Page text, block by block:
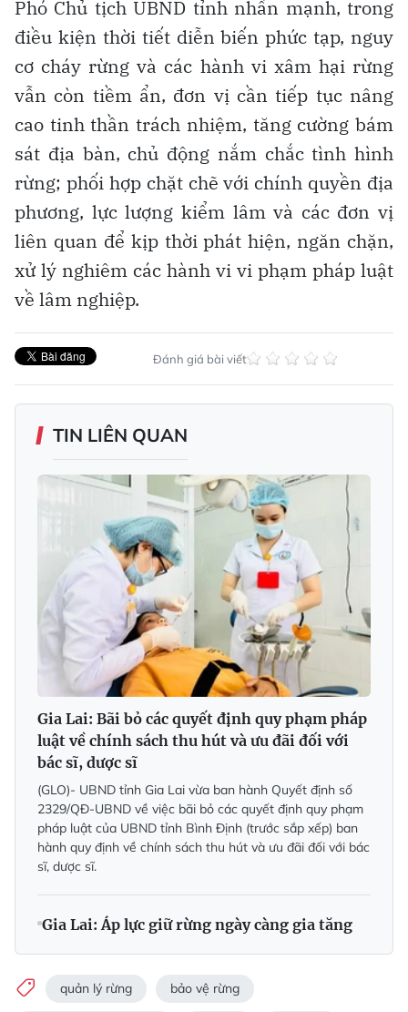
Phó Chủ tịch UBND tỉnh nhấn mạnh, trong
điều kiện thời tiết diễn biến phức tạp, nguy
cơ cháy rừng và các hành vi xâm hại rừng
vẫn còn tiềm ẩn, đơn vị cần tiếp tục nâng
cao tinh thần trách nhiệm, tăng cường bám
sát địa bàn, chủ động nắm chắc tình hình
rừng; phối hợp chặt chẽ với chính quyền địa
phương, lực lượng kiểm lâm và các đơn vị
liên quan để kịp thời phát hiện, ngăn chặn,
xử lý nghiêm các hành vi vi phạm pháp luật
về lâm nghiệp.
Đánh giá bài viết
TIN LIÊN QUAN
Gia Lai: Bãi bỏ các quyết định quy phạm pháp
luật về chính sách thu hút và ưu đãi đối với
bác sĩ, dược sĩ
(GLO)- UBND tỉnh Gia Lai vừa ban hành Quyết định số
2329/QĐ-UBND về việc bãi bỏ các quyết định quy phạm
pháp luật của UBND tỉnh Bình Định (trước sắp xếp) ban
hành quy định về chính sách thu hút và ưu đãi đối với bác
sĩ, dược sĩ.
Gia Lai: Áp lực giữ rừng ngày càng gia tăng
quản lý rừng bảo vệ rừng